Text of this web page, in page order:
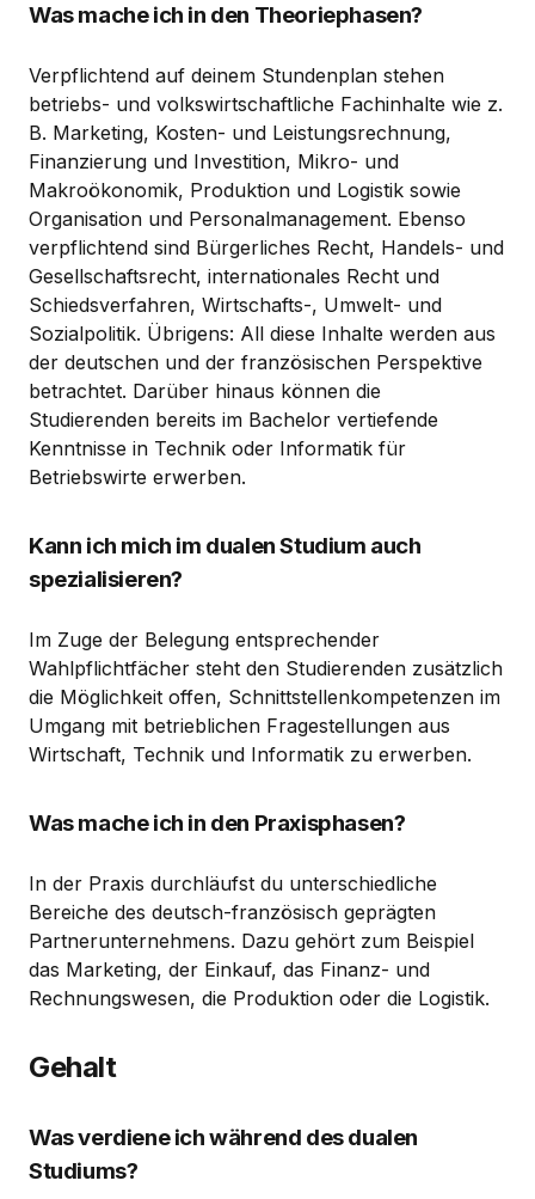
Was mache ich in den Theoriephasen?
Verpflichtend auf deinem Stundenplan stehen
betriebs- und volkswirtschaftliche Fachinhalte wie z.
B. Marketing, Kosten- und Leistungsrechnung,
Finanzierung und Investition, Mikro- und
Makroökonomik, Produktion und Logistik sowie
Organisation und Personalmanagement. Ebenso
verpflichtend sind Bürgerliches Recht, Handels- und
Gesellschaftsrecht, internationales Recht und
Schiedsverfahren, Wirtschafts-, Umwelt- und
Sozialpolitik. Übrigens: All diese Inhalte werden aus
der deutschen und der französischen Perspektive
betrachtet. Darüber hinaus können die
Studierenden bereits im Bachelor vertiefende
Kenntnisse in Technik oder Informatik für
Betriebswirte erwerben.
Kann ich mich im dualen Studium auch
spezialisieren?
Im Zuge der Belegung entsprechender
Wahlpflichtfächer steht den Studierenden zusätzlich
die Möglichkeit offen, Schnittstellenkompetenzen im
Umgang mit betrieblichen Fragestellungen aus
Wirtschaft, Technik und Informatik zu erwerben.
Was mache ich in den Praxisphasen?
In der Praxis durchläufst du unterschiedliche
Bereiche des deutsch-französisch geprägten
Partnerunternehmens. Dazu gehört zum Beispiel
das Marketing, der Einkauf, das Finanz- und
Rechnungswesen, die Produktion oder die Logistik.
Gehalt
Was verdiene ich während des dualen
Studiums?